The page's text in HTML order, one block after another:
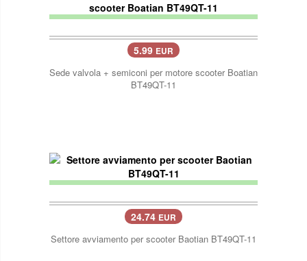
5.99 EUR
Sede valvola + semiconi per motore scooter Boatian
BT49QT-11
24.74 EUR
Settore avviamento per scooter Baotian BT49QT-11